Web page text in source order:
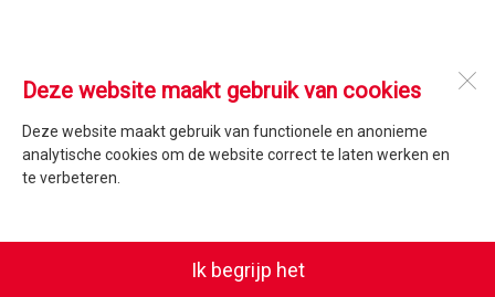
Deze website maakt gebruik van cookies
Deze website maakt gebruik van functionele en anonieme
analytische cookies om de website correct te laten werken en
te verbeteren.
Ik begrijp het